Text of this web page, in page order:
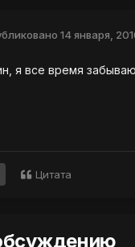
14 января,
я все время
Цитата